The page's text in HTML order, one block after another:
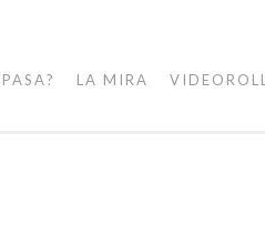
LA MIRA VIDEOROLL